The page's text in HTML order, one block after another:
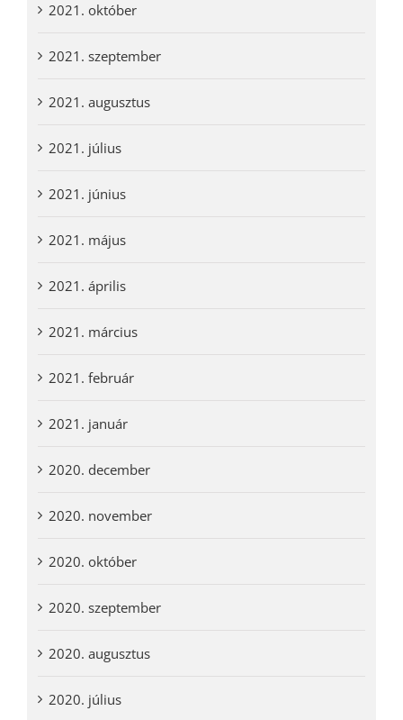
2021. október
2021. szeptember
2021. augusztus
2021. július
2021. június
2021. május
2021. április
2021. március
2021. február
2021. január
2020. december
2020. november
2020. október
2020. szeptember
2020. augusztus
2020. július